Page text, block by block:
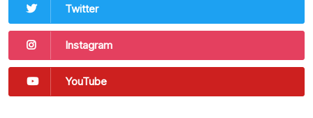
Twitter
Instagram
YouTube